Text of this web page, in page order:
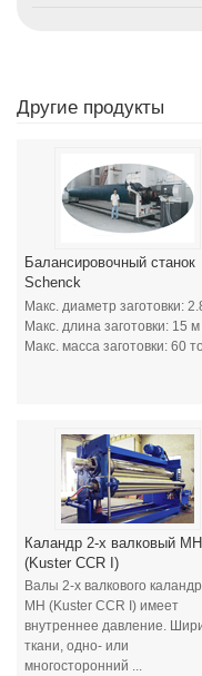
Другие продукты
Балансировочный станок
Schenck
Макс. диаметр заготовки:
Макс. длина заготовки: 15 м
Макс. масса заготовки: 60
Каландр 2-х валковый MH
(Kuster CCR I)
Валы 2-х валкового
MH (Kuster CCR I) имеет
внутреннее давление.
ткани, одно- или
многосторонний ...